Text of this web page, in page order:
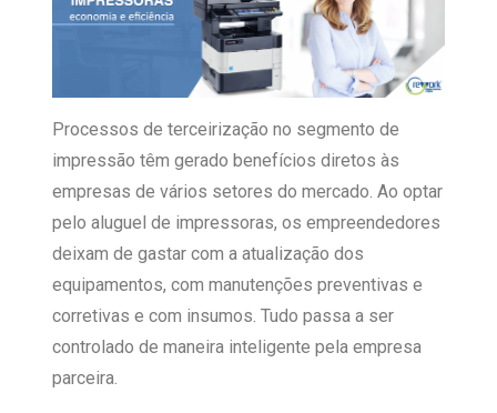
Processos de terceirização no segmento de
impressão têm gerado benefícios diretos às
empresas de vários setores do mercado. Ao optar
pelo aluguel de impressoras, os empreendedores
deixam de gastar com a atualização dos
equipamentos, com manutenções preventivas e
corretivas e com insumos. Tudo passa a ser
controlado de maneira inteligente pela empresa
parceira.